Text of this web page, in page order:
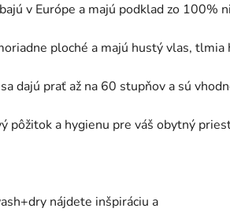
v Európe a majú podklad zo 100%
ploché a majú hustý vlas,
dajú prať až na 60 stupňov a sú
pôžitok a hygienu pre váš obytný
nájdete inšpiráciu a